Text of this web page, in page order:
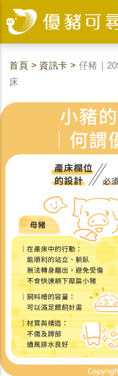
首頁 > 資訊卡 > 仔豬｜
床